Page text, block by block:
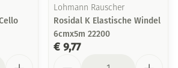
Lohmann Rauscher
Rosidal K Elastische Windel
6cmx5m 22200
€ 9,77